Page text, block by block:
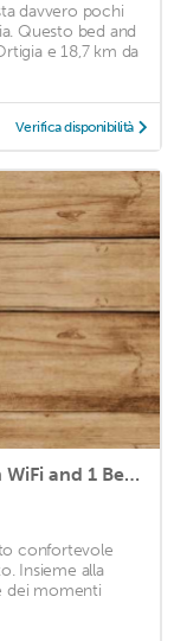
davvero pochi
Questo bed and
e 18,7 km da
Verifica disponibilità
Awesome apartment in Siracusa with WiFi and 1 Bedrooms
confortevole
Insieme alla
dei momenti